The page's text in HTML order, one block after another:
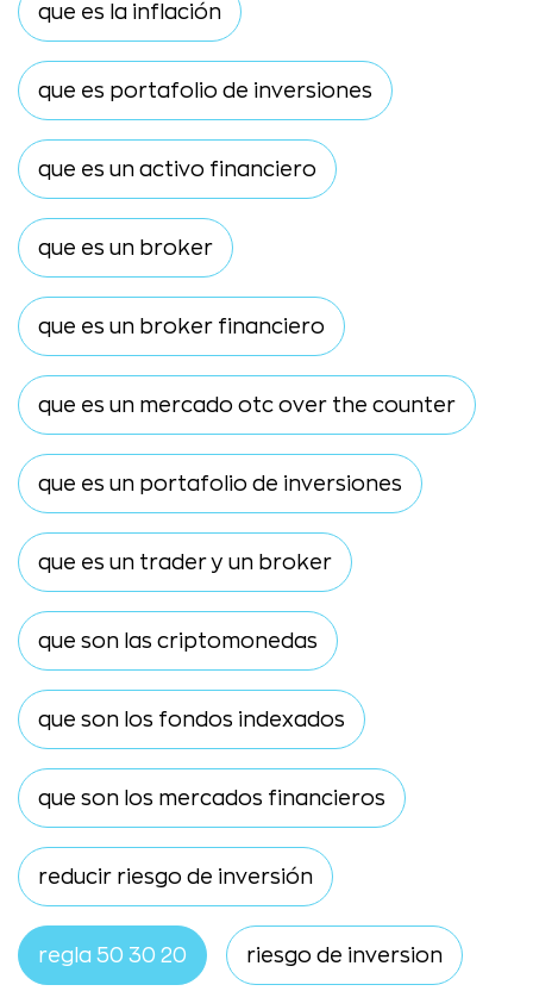
que es la inflación
que es portafolio de inversiones
que es un activo financiero
que es un broker
que es un broker financiero
que es un mercado otc over the counter
que es un portafolio de inversiones
que es un trader y un broker
que son las criptomonedas
que son los fondos indexados
que son los mercados financieros
reducir riesgo de inversión
regla 50 30 20 riesgo de inversion